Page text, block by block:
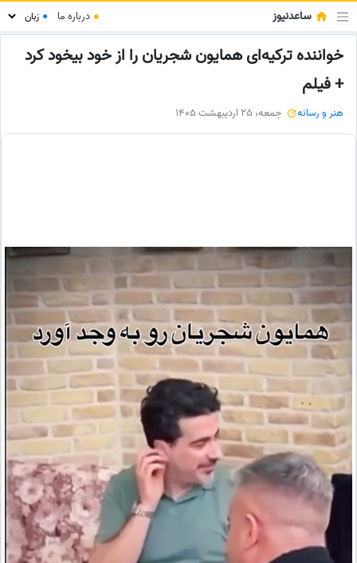
ساعدنیوز ● درباره ما ●
خواننده‌ ترکیه‌ای همایون شجریان را از خود بیخود کرد
+ فیلم
هنر و رسانه جمعه، 25 اردیبهشت 1405